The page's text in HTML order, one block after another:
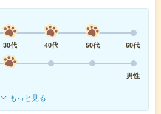
30代 40代 50代
60代
男性
もっと見る